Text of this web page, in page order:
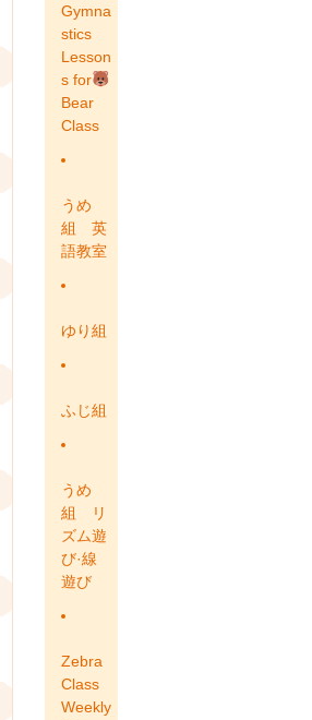
Gymna
stics
Lesson
s for
Bear
Class
うめ
組 英
語教室
ゆり組
ふじ組
うめ
組 リ
ズム遊
び·線
遊び
Zebra
Class
Weekly